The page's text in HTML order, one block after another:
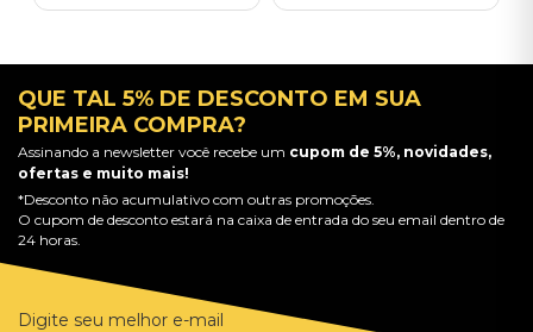
QUE TAL 5% DE DESCONTO EM SUA
PRIMEIRA COMPRA?
Assinando a newsletter você recebe um cupom de 5%, novidades,
ofertas e muito mais!
*Desconto não acumulativo com outras promoções.
O cupom de desconto estará na caixa de entrada do seu email dentro de
24 horas.
Digite seu melhor e-mail